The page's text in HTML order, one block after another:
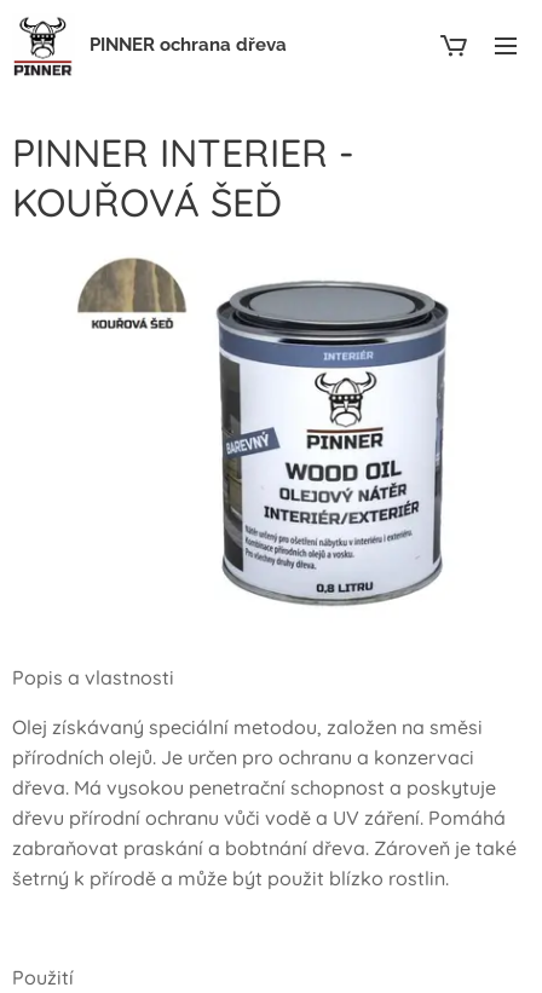
PINNER ochrana dřeva
PINNER INTERIER -
KOUŘOVÁ ŠEĎ
Popis a vlastnosti
Olej získávaný speciální metodou, založen na směsi
přírodních olejů. Je určen pro ochranu a konzervaci
dřeva. Má vysokou penetrační schopnost a poskytuje
dřevu přírodní ochranu vůči vodě a UV záření. Pomáhá
zabraňovat praskání a bobtnání dřeva. Zároveň je také
šetrný k přírodě a může být použit blízko rostlin.
Použití